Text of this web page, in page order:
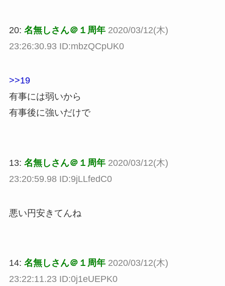
20: 名無しさん＠１周年 2020/03/12(木)
23:26:30.93 ID:mbzQCpUK0
>>19
有事には弱いから
有事後に強いだけで
13: 名無しさん＠１周年 2020/03/12(木)
23:20:59.98 ID:9jLLfedC0
悪い円安きてんね
14: 名無しさん＠１周年 2020/03/12(木)
23:22:11.23 ID:0j1eUEPK0